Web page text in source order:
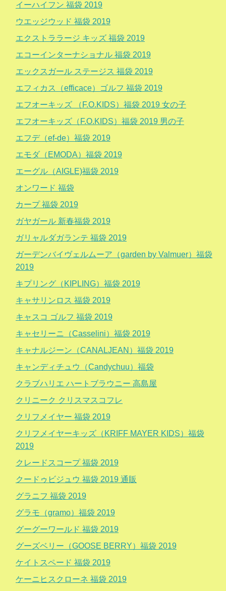
イーハイフン 福袋 2019
ウエッジウッド 福袋 2019
エクストララージ キッズ 福袋 2019
エコーインターナショナル 福袋 2019
エックスガール ステージス 福袋 2019
エフィカス（efficace）ゴルフ 福袋 2019
エフオーキッズ （F.O.KIDS）福袋 2019 女の子
エフオーキッズ（F.O.KIDS）福袋 2019 男の子
エフデ（ef-de）福袋 2019
エモダ（EMODA）福袋 2019
エーグル（AIGLE)福袋 2019
オンワード 福袋
カープ 福袋 2019
ガヤガール 新春福袋 2019
ガリャルダガランテ 福袋 2019
ガーデンバイヴェルムーア（garden by Valmuer）福袋
2019
キプリング（KIPLING）福袋 2019
キャサリンロス 福袋 2019
キャスコ ゴルフ 福袋 2019
キャセリーニ（Casselini）福袋 2019
キャナルジーン（CANALJEAN）福袋 2019
キャンディチュウ（Candychuu）福袋
クラブハリエ ハートブラウニー 高島屋
クリニーク クリスマスコフレ
クリフメイヤー 福袋 2019
クリフメイヤーキッズ（KRIFF MAYER KIDS）福袋
2019
クレードスコープ 福袋 2019
クードゥビジュウ 福袋 2019 通販
グラニフ 福袋 2019
グラモ（gramo）福袋 2019
グーグーワールド 福袋 2019
グーズベリー（GOOSE BERRY）福袋 2019
ケイトスペード 福袋 2019
ケーニヒスクローネ 福袋 2019